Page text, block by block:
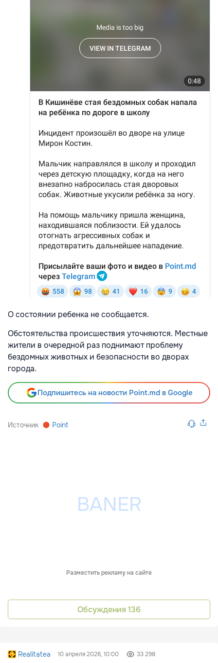
О состоянии ребенка не сообщается.
Обстоятельства происшествия уточняются. Местные
жители в очередной раз поднимают проблему
бездомных животных и безопасности во дворах
города.
Подпишитесь на новости Point.md в Google
Источник Point
Разместить рекламу на сайте
Обсуждения 136
Realitatea 10 апреля 2026, 10:00 33 298